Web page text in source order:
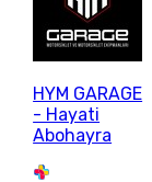
HYM GARAGE
- Hayati
Abohayra